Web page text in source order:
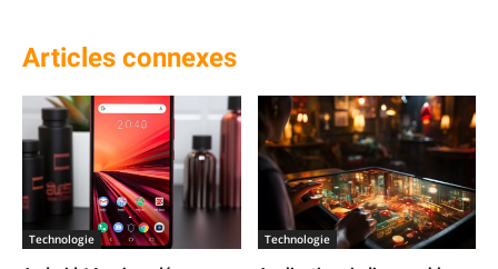
Articles connexes
Technologie Technologie